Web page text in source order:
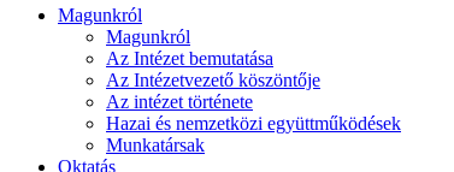
Magunkról
Magunkról
Az Intézet bemutatása
Az Intézetvezető köszöntője
Az intézet története
Hazai és nemzetközi együttműködések
Munkatársak
Oktatás